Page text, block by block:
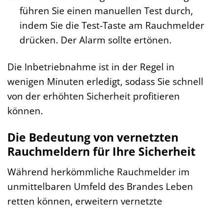
führen Sie einen manuellen Test durch,
indem Sie die Test-Taste am Rauchmelder
drücken. Der Alarm sollte ertönen.
Die Inbetriebnahme ist in der Regel in
wenigen Minuten erledigt, sodass Sie schnell
von der erhöhten Sicherheit profitieren
können.
Die Bedeutung von vernetzten
Rauchmeldern für Ihre Sicherheit
Während herkömmliche Rauchmelder im
unmittelbaren Umfeld des Brandes Leben
retten können, erweitern vernetzte